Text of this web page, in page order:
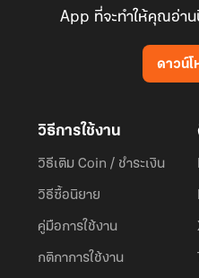
App ที่จะทำให้คุณอ่าน
ดาวน์
วิธีการใช้งาน
วิธีเติม Coin / ชำระเงิน
วิธีซื้อนิยาย
คู่มือการใช้งาน
กติกาการใช้งาน